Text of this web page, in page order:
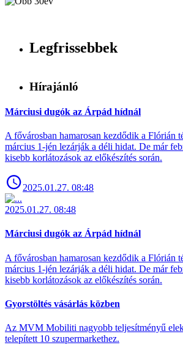
Legfrissebbek
Hírajánló
Márciusi dugók az Árpád hídnál
A fővárosban hamarosan kezdődik a Flórián
március 1-jén lezárják a déli hidat. De már
kisebb korlátozások az előkészítés során.
2025.01.27. 08:48
2025.01.27. 08:48
Márciusi dugók az Árpád hídnál
A fővárosban hamarosan kezdődik a Flórián
március 1-jén lezárják a déli hidat. De már
kisebb korlátozások az előkészítés során.
Gyorstöltés vásárlás közben
Az MVM Mobiliti nagyobb teljesítményű
telepített 10 szupermarkethez.